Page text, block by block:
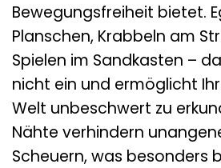
Bewegungsfreiheit bietet.
Planschen, Krabbeln am
Spielen im Sandkasten –
nicht ein und ermöglicht
Welt unbeschwert zu
Nähte verhindern
Scheuern, was besonders